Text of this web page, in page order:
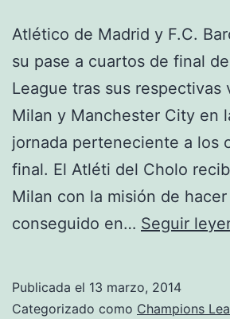
Atlético de Madrid y F.C.
su pase a cuartos de final
League tras sus respectivas
Milan y Manchester City en
jornada perteneciente a los
final. El Atléti del Cholo
Milan con la misión de
conseguido en… Seguir
Publicada el 13 marzo, 2014
Categorizado como Champions